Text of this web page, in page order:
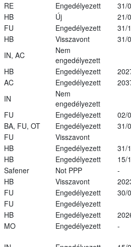
RE Engedélyezett
31/
HB Új
21/
FU Engedélyezett
31/
HB Visszavont
31/
IN, AC
Nem
engedélyezett
HB Engedélyezett
AC Engedélyezett
IN
Nem
engedélyezett
FU Engedélyezett
02/
BA, FU, OT Engedélyezett
31/
FU
Visszavont
HB Engedélyezett
31/
HB Engedélyezett
15/
Safener Not PPP
-
HB Visszavont
FU Engedélyezett
30/
FU
Engedélyezett
HB Engedélyezett
MO Engedélyezett
-